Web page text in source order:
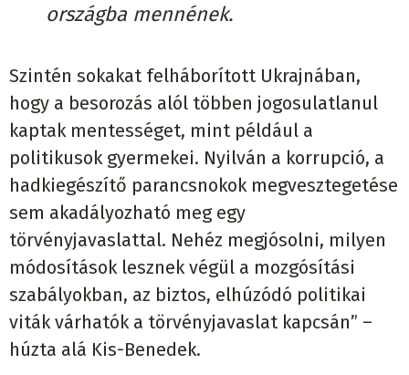
országba mennének.
Szintén sokakat felháborított Ukrajnában,
hogy a besorozás alól többen jogosulatlanul
kaptak mentességet, mint például a
politikusok gyermekei. Nyilván a korrupció, a
hadkiegészítő parancsnokok megvesztegetése
sem akadályozható meg egy
törvényjavaslattal. Nehéz megjósolni, milyen
módosítások lesznek végül a mozgósítási
szabályokban, az biztos, elhúzódó politikai
viták várhatók a törvényjavaslat kapcsán” –
húzta alá Kis-Benedek.